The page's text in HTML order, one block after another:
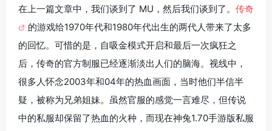
在上一篇文章中，我们谈到了 MU，然后我们谈到了。 传奇
的游戏给1970年代和1980年代出生的两代人带来了太多
的回忆。可惜的是，自吸金模式开启和最后一次疯狂之
后，传奇的官方制服已经逐渐淡出人们的脑海。视线中，
很多人怀念2003年和04年的热血画面，当时他们半信半
疑，被称为兄弟姐妹。虽然官服的感觉一言难尽，但传说
中的私服却保留了热血的火种，而现在神兔1.70手游版私服